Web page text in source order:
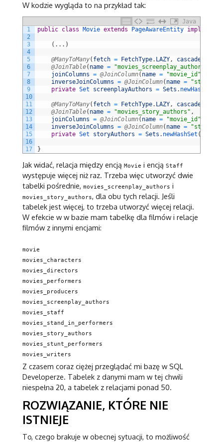
W kodzie wygląda to na przykład tak:
Java
1
2
3
4
5
6
7
8
9
10
11
12
13
14
15
16
17
public class Movie extends PageAwareEntity implements
( . . . )
@ManyToMany( fetch = FetchType. LAZY, cascade
@JoinTable( name = "movies_screenplay_authors"
joinColumns = @JoinColumn( name = "movie_id"
inverseJoinColumns = @JoinColumn( name =
private Set screenplayAuthors = Sets . newHashSet
@ManyToMany( fetch = FetchType. LAZY, cascade
@JoinTable( name = "movies_story_authors" ,
joinColumns = @JoinColumn( name = "movie_id"
inverseJoinColumns = @JoinColumn( name =
private Set storyAuthors = Sets . newHashSet (
}
Jak widać, relacja między encją Movie i encją Staff
występuje więcej niż raz. Trzeba więc utworzyć dwie
tabelki pośrednie, movies_screenplay_authors i
movies_story_authors, dla obu tych relacji. Jeśli
tabelek jest więcej, to trzeba utworzyć więcej relacji.
W efekcie w w bazie mam tabelkę dla filmów i relacje
filmów z innymi encjami:
movie
movies_characters
movies_directors
movies_performers
movies_producers
movies_screenplay_authors
movies_staff
movies_stand_in_performers
movies_story_authors
movies_stunt_performers
movies_writers
Z czasem coraz ciężej przeglądać mi bazę w SQL
Developerze. Tabelek z danymi mam w tej chwili
niespełna 20, a tabelek z relacjami ponad 50.
ROZWIĄZANIE, KTÓRE NIE
ISTNIEJE
To, czego brakuje w obecnej sytuacji, to możliwość